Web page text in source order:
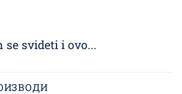
se svideti i ovo...